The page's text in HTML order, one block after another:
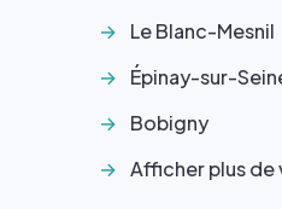
Le Blanc-Mesnil
Épinay-sur-
Bobigny
Afficher plus de